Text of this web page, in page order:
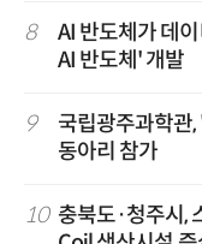
8
AI 반도체가 데
AI 반도체' 개발
9
국립광주과학
동아리 참가
10 충북도·청주시,